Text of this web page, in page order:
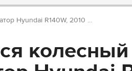
Hyundai R140W, 2010 ...
колесный